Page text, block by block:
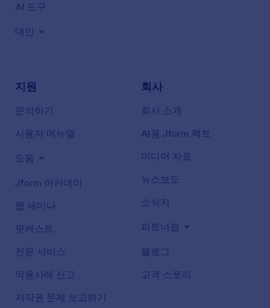
AI 도구
대안
지원
문의하기
사용자 메뉴얼
도움
Jform 아카데미
웹 세미나
팟캐스트
전문 서비스
악용사례 신고
저작권 문제 보고하기
회사
회사 소개
AI용 Jform 팩트
미디어 자료
뉴스보도
소식지
파트너쉽
블로그
고객 스토리